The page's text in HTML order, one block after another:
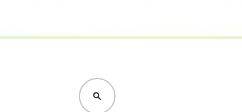
SØG